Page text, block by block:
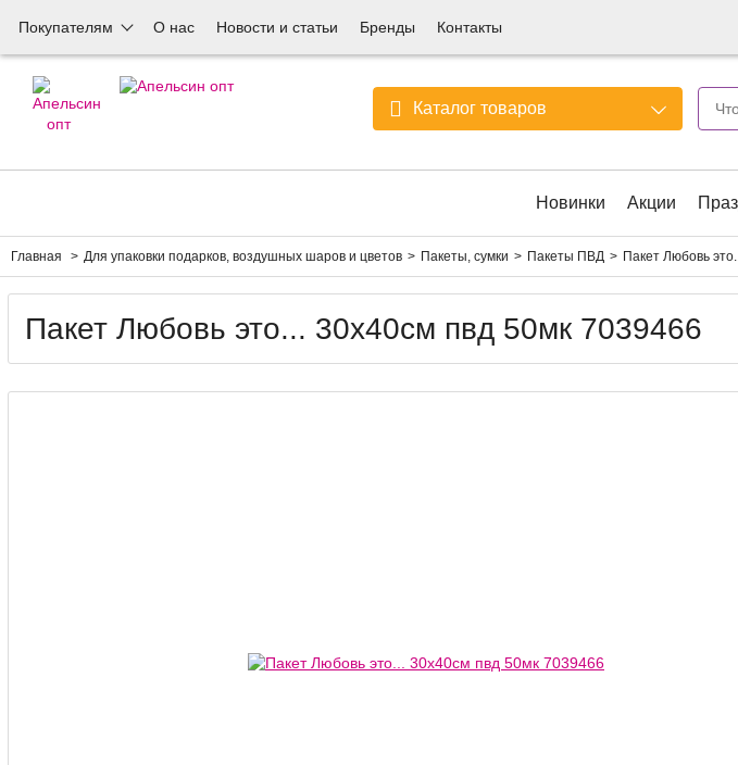
Покупателям О нас Новости и статьи Бренды Контакты
Каталог товаров
Новинки Акции
Главная Для упаковки подарков, воздушных шаров и цветов Пакеты, сумки Пакеты ПВД Пакет Любовь
Пакет Любовь это... 30х40см пвд 50мк 7039466